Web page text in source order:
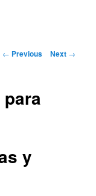
Post
← Previous Next →
y